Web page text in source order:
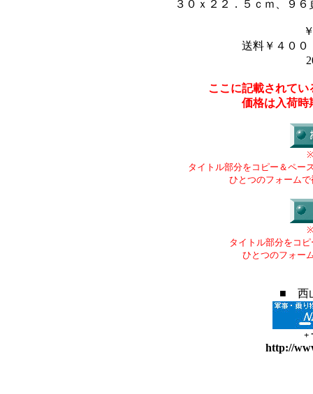
３０ｘ２２．５ｃｍ、９
送料￥４００
ここに記載されて
価格は入荷時
タイトル部分をコピー＆ペー
ひとつのフォーム
タイトル部分をコ
ひとつのフォー
■ 西
+
http://